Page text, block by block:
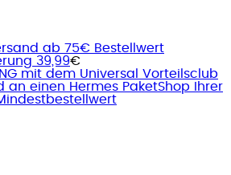
ab 75€ Bestellwert
39,99€
mit dem Universal Vorteilsclub
an einen Hermes PaketShop Ihrer